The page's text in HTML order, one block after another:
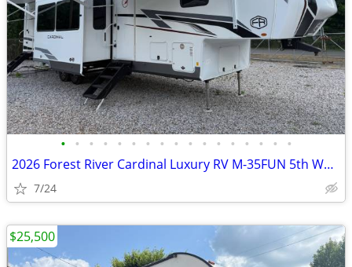
• • • • • • • • • • • • • • • • •
2026 Forest River Cardinal Luxury RV M-35FUN 5th Wheel
7/24
$25,500